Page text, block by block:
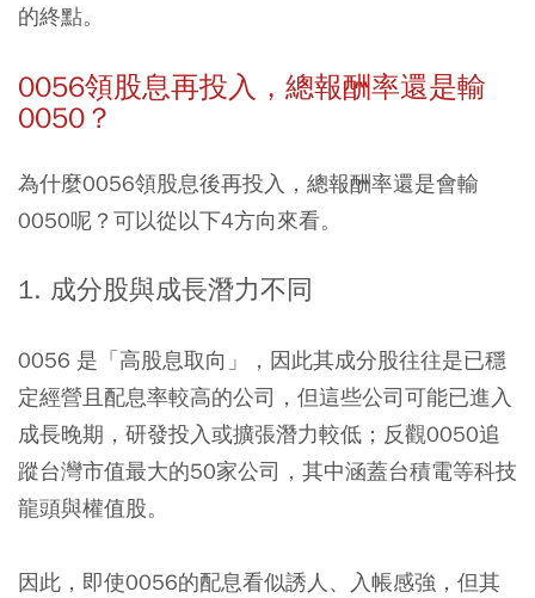
的終點。
0056領股息再投入，總報酬率還是輸
0050 ？
為什麼0056領股息後再投入，總報酬率還是會輸
0050呢？可以從以下4方向來看。
1. 成分股與成長潛力不同
0056 是「高股息取向」，因此其成分股往往是已穩
定經營且配息率較高的公司，但這些公司可能已進入
成長晚期，研發投入或擴張潛力較低；反觀0050追
蹤台灣市值最大的50家公司，其中涵蓋台積電等科技
龍頭與權值股。
因此，即使0056的配息看似誘人、入帳感強，但其